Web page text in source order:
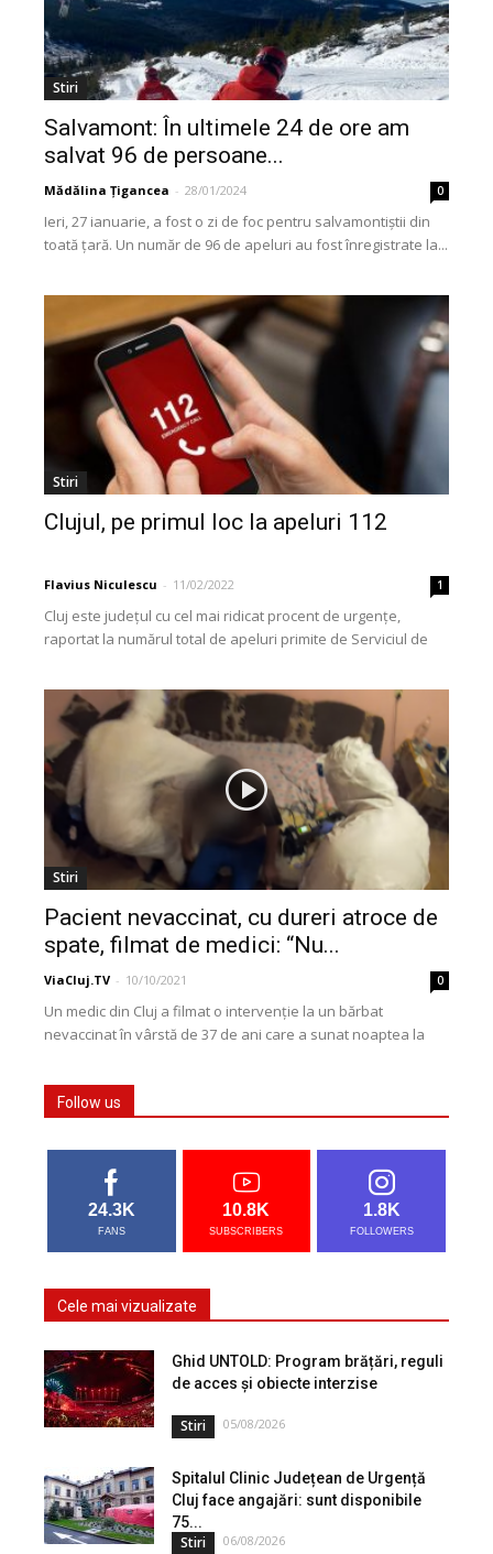
Stiri
Salvamont: În ultimele 24 de ore am
salvat 96 de persoane...
Mădălina Țigancea - 28/01/2024 0
Ieri, 27 ianuarie, a fost o zi de foc pentru salvamontiștii din
toată țară. Un număr de 96 de apeluri au fost înregistrate la...
Stiri
Clujul, pe primul loc la apeluri 112
Flavius Niculescu - 11/02/2022 1
Cluj este județul cu cel mai ridicat procent de urgențe,
raportat la numărul total de apeluri primite de Serviciul de
Stiri
Pacient nevaccinat, cu dureri atroce de
spate, filmat de medici: “Nu...
ViaCluj.TV - 10/10/2021 0
Un medic din Cluj a filmat o intervenție la un bărbat
nevaccinat în vârstă de 37 de ani care a sunat noaptea la
Follow us
24.3K
FANS
10.8K
SUBSCRIBERS
1.8K
FOLLOWERS
Cele mai vizualizate
Ghid UNTOLD: Program brățări, reguli
de acces și obiecte interzise
Stiri 05/08/2026
Spitalul Clinic Județean de Urgență
Cluj face angajări: sunt disponibile
75...
Stiri 06/08/2026